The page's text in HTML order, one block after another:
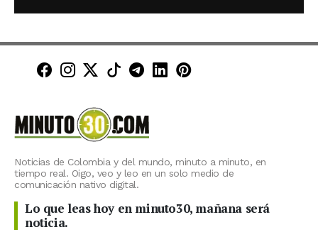
Minuto30 en Facebook
Minuto30 en Instagram
Minuto30 en X (Twitter)
Minuto30 en TikTok
Canal de Minuto30 en
Minuto30 en LinkedIn
Minuto30 en
Noticias de Colombia y del mundo, minuto a minuto, en
tiempo real. Oigo, veo y leo en un solo medio de
comunicación nativo digital.
Lo que leas hoy en minuto30, mañana será
noticia.